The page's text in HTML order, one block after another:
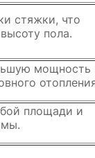
стяжки, что
пола.
мощность
площади и